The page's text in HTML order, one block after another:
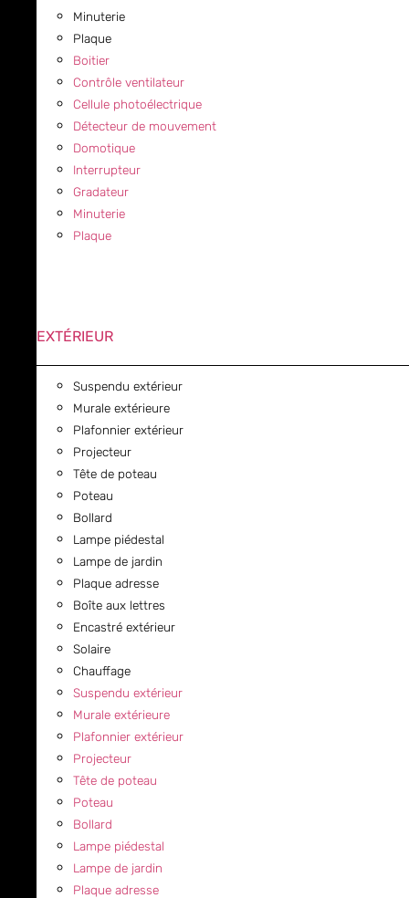
Minuterie
Plaque
Boitier
Contrôle ventilateur
Cellule photoélectrique
Détecteur de mouvement
Domotique
Interrupteur
Gradateur
Minuterie
Plaque
EXTÉRIEUR
Suspendu extérieur
Murale extérieure
Plafonnier extérieur
Projecteur
Tête de poteau
Poteau
Bollard
Lampe piédestal
Lampe de jardin
Plaque adresse
Boîte aux lettres
Encastré extérieur
Solaire
Chauffage
Suspendu extérieur
Murale extérieure
Plafonnier extérieur
Projecteur
Tête de poteau
Poteau
Bollard
Lampe piédestal
Lampe de jardin
Plaque adresse